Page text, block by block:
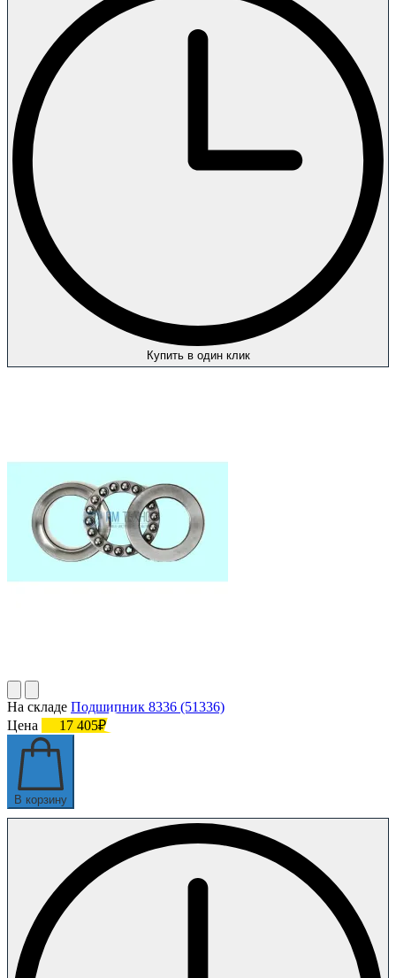
Купить в один клик
На складе Подшипник 8336 (51336)
Цена
17 405₽
В корзину